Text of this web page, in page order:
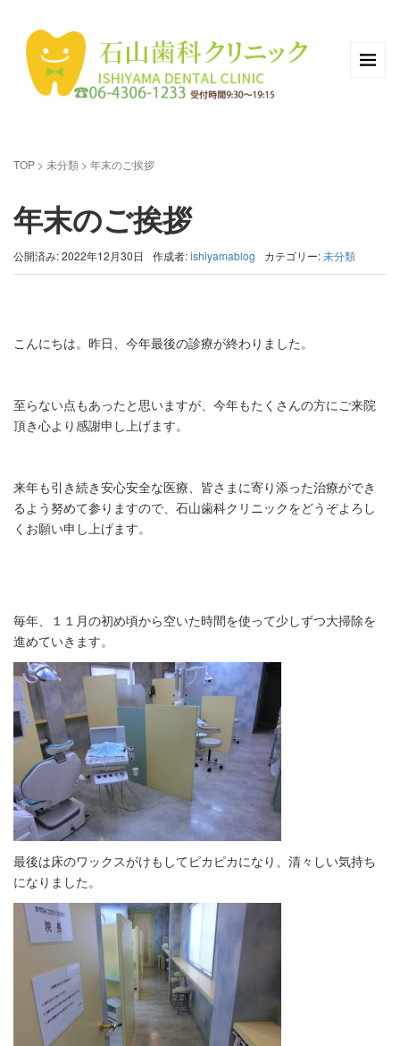
TOP > 未分類 > 年末のご挨拶
年末のご挨拶
公開済み: 2022年12月30日 作成者:ishiyamablog カテゴリー:未分類
こんにちは。昨日、今年最後の診療が終わりました。
至らない点もあったと思いますが、今年もたくさんの方にご来院
頂き心より感謝申し上げます。
来年も引き続き安心安全な医療、皆さまに寄り添った治療ができ
るよう努めて参りますので、石山歯科クリニックをどうぞよろし
くお願い申し上げます。
毎年、１１月の初め頃から空いた時間を使って少しずつ大掃除を
進めていきます。
最後は床のワックスがけもしてピカピカになり、清々しい気持ち
になりました。